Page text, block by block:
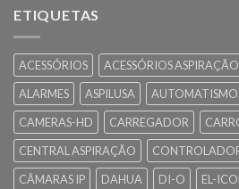
ETIQUETAS
ACESSÓRIOS ACESSÓRIOS ASPIRAÇÃO
ALARMES
ASPILUSA
CAMERAS-HD
CARREGADOR
CENTRAL ASPIRAÇÃO
CÂMARAS IP
DAHUA DI-O
EL-